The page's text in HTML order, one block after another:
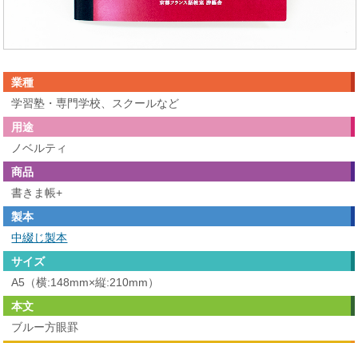
業種
学習塾・専門学校、スクールなど
用途
ノベルティ
商品
書きま帳+
製本
中綴じ製本
サイズ
A5（横:148mm×縦:210mm）
本文
ブルー方眼罫